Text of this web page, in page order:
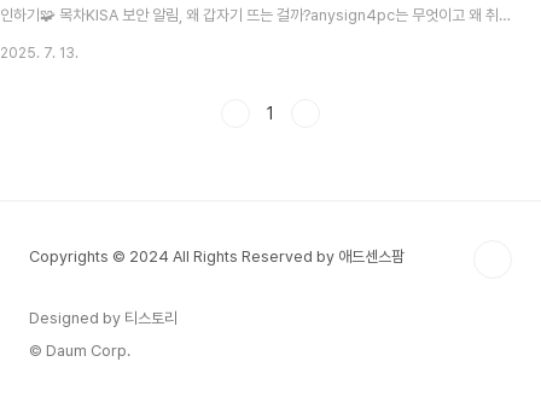
인하기🧩 목차KISA 보안 알림, 왜 갑자기 뜨는 걸까?anysign4pc는 무엇이고 왜 취약
한가[Q&A] “KISA에서 알림이 떴어요, 해킹인가요?”‘해결하기’ 눌러도 괜찮을까?피싱
2025. 7. 13.
1
Copyrights © 2024 All Rights Reserved by 애드센스팜
Designed by 티스토리
© Daum Corp.